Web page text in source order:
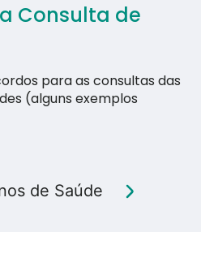
Consulta de
para as consultas das
(alguns exemplos
de Saúde